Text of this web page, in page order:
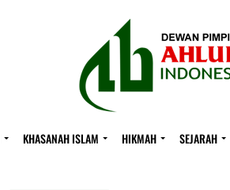
KHASANAH ISLAM HIKMAH SEJARAH